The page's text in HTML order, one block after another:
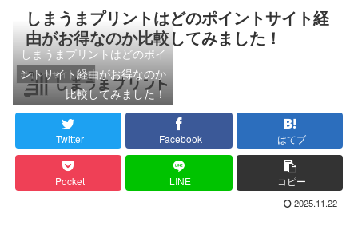
しまうまプリントはどのポイントサイト経
由がお得なのか比較してみました！
ポイントサイト比較
しまうまプリントはどのポイ
ントサイト経由がお得なのか
比較してみました！
Twitter Facebook はてブ
Pocket LINE コピー
2025.11.22